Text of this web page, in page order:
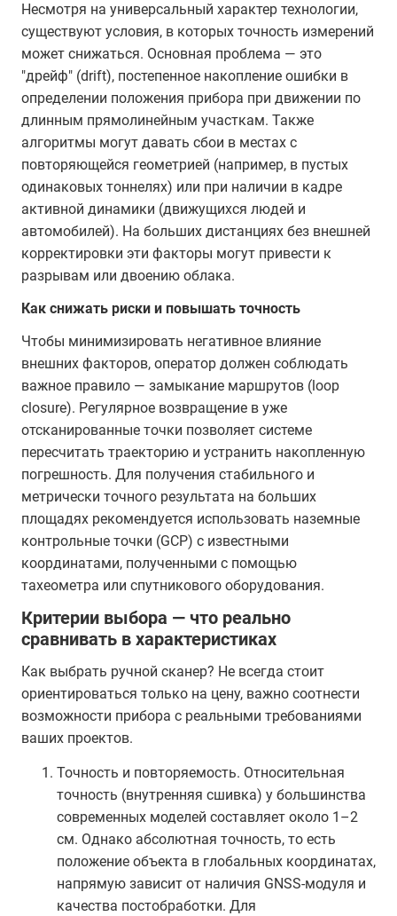
Несмотря на универсальный характер технологии,
существуют условия, в которых точность измерений
может снижаться. Основная проблема — это
"дрейф" (drift), постепенное накопление ошибки в
определении положения прибора при движении по
длинным прямолинейным участкам. Также
алгоритмы могут давать сбои в местах с
повторяющейся геометрией (например, в пустых
одинаковых тоннелях) или при наличии в кадре
активной динамики (движущихся людей и
автомобилей). На больших дистанциях без внешней
корректировки эти факторы могут привести к
разрывам или двоению облака.
Как снижать риски и повышать точность
Чтобы минимизировать негативное влияние
внешних факторов, оператор должен соблюдать
важное правило — замыкание маршрутов (loop
closure). Регулярное возвращение в уже
отсканированные точки позволяет системе
пересчитать траекторию и устранить накопленную
погрешность. Для получения стабильного и
метрически точного результата на больших
площадях рекомендуется использовать наземные
контрольные точки (GCP) с известными
координатами, полученными с помощью
тахеометра или спутникового оборудования.
Критерии выбора — что реально
сравнивать в характеристиках
Как выбрать ручной сканер? Не всегда стоит
ориентироваться только на цену, важно соотнести
возможности прибора с реальными требованиями
ваших проектов.
Точность и повторяемость. Относительная
точность (внутренняя сшивка) у большинства
современных моделей составляет около 1–2
см. Однако абсолютная точность, то есть
положение объекта в глобальных координатах,
напрямую зависит от наличия GNSS-модуля и
качества постобработки. Для